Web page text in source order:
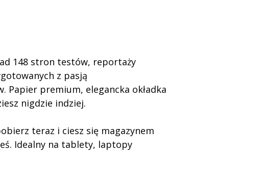
148 stron testów, reportaży
z pasją
Papier premium, elegancka okładka
nigdzie indziej.
teraz i ciesz się magazynem
Idealny na tablety, laptopy